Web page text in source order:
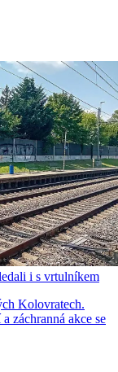
i s vrtulníkem
Kolovratech.
záchranná akce se